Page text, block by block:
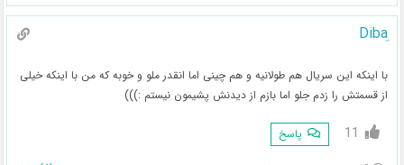
ِDiba
با اینکه این سریال هم طولانیه و هم چینی اما انقدر ملو و خوبه که من با اینکه خیلی
از قسمتش را زدم جلو اما بازم از دیدنش پشیمون نیستم :)))
11 پاسخ